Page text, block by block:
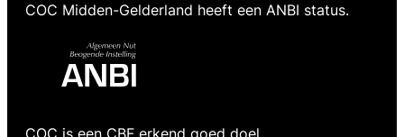
COC Midden-Gelderland heeft een ANBI status.